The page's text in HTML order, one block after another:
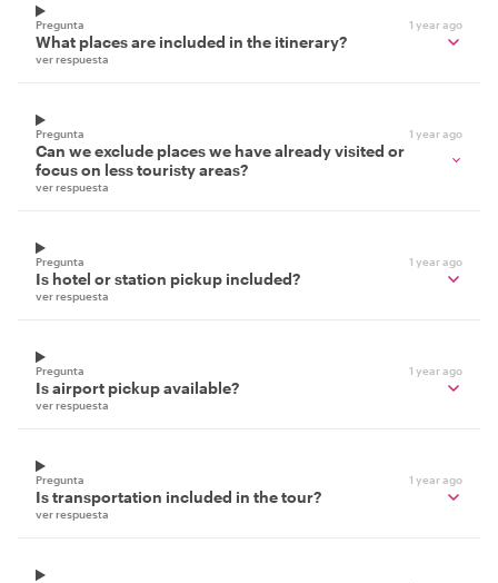
Pregunta 1 year ago
What places are included in the itinerary?
ver respuesta
Pregunta 1 year ago
Can we exclude places we have already visited or
focus on less touristy areas?
ver respuesta
Pregunta 1 year ago
Is hotel or station pickup included?
ver respuesta
Pregunta 1 year ago
Is airport pickup available?
ver respuesta
Pregunta 1 year ago
Is transportation included in the tour?
ver respuesta